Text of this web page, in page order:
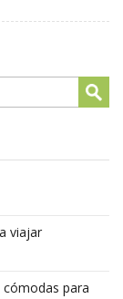
viajar
para